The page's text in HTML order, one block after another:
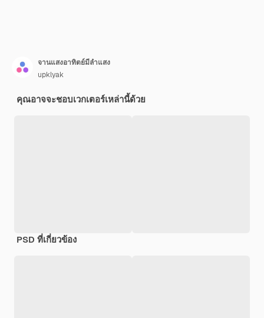
จานแสงอาทิตย์มีลำแสง
upklyak
คุณอาจจะชอบเวกเตอร์เหล่านี้ด้วย
PSD ที่เกี่ยวข้อง